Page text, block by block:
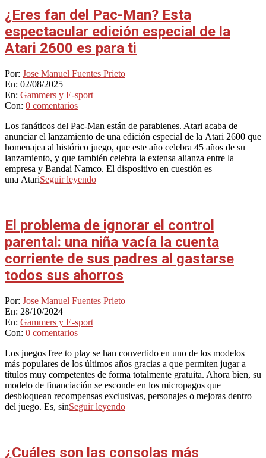
¿Eres fan del Pac-Man? Esta
espectacular edición especial de la
Atari 2600 es para ti
2025-
08-
02
Por: Jose Manuel Fuentes Prieto
En: 02/08/2025
En: Gammers y E-sport
Con: 0 comentarios
Los fanáticos del Pac-Man están de parabienes. Atari acaba de
anunciar el lanzamiento de una edición especial de la Atari 2600 que
homenajea al histórico juego, que este año celebra 45 años de su
lanzamiento, y que también celebra la extensa alianza entre la
empresa y Bandai Namco. El dispositivo en cuestión es
una AtariSeguir leyendo
El problema de ignorar el control
parental: una niña vacía la cuenta
corriente de sus padres al gastarse
todos sus ahorros
2024-
10-
28
Por: Jose Manuel Fuentes Prieto
En: 28/10/2024
En: Gammers y E-sport
Con: 0 comentarios
Los juegos free to play se han convertido en uno de los modelos
más populares de los últimos años gracias a que permiten jugar a
títulos muy competentes de forma totalmente gratuita. Ahora bien, su
modelo de financiación se esconde en los micropagos que
desbloquean recompensas exclusivas, personajes o mejoras dentro
del juego. Es, sinSeguir leyendo
¿Cuáles son las consolas más